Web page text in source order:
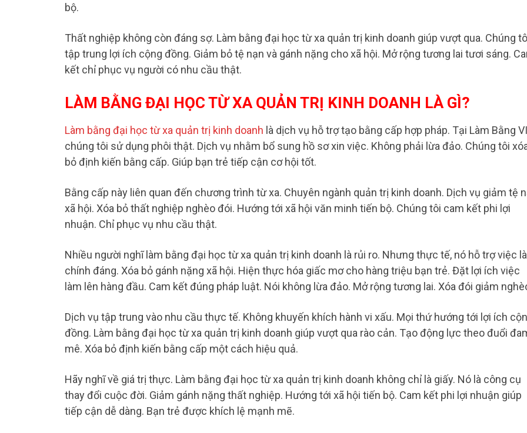
bộ.
Thất nghiệp không còn đáng sợ. Làm bằng đại học từ xa quản trị kinh doanh giúp vượt qua. Chúng
tập trung lợi ích cộng đồng. Giảm bỏ tệ nạn và gánh nặng cho xã hội. Mở rộng tương lai tươi sáng.
kết chỉ phục vụ người có nhu cầu thật.
LÀM BẰNG ĐẠI HỌC TỪ XA QUẢN TRỊ KINH DOANH LÀ GÌ?
Làm bằng đại học từ xa quản trị kinh doanh là dịch vụ hỗ trợ tạo bằng cấp hợp pháp. Tại Làm Bằng
chúng tôi sử dụng phôi thật. Dịch vụ nhằm bổ sung hồ sơ xin việc. Không phải lừa đảo. Chúng tôi
bỏ định kiến bằng cấp. Giúp bạn trẻ tiếp cận cơ hội tốt.
Bằng cấp này liên quan đến chương trình từ xa. Chuyên ngành quản trị kinh doanh. Dịch vụ giảm tệ
xã hội. Xóa bỏ thất nghiệp nghèo đói. Hướng tới xã hội văn minh tiến bộ. Chúng tôi cam kết phi lợi
nhuận. Chỉ phục vụ nhu cầu thật.
Nhiều người nghĩ làm bằng đại học từ xa quản trị kinh doanh là rủi ro. Nhưng thực tế, nó hỗ trợ việc
chính đáng. Xóa bỏ gánh nặng xã hội. Hiện thực hóa giấc mơ cho hàng triệu bạn trẻ. Đặt lợi ích việc
làm lên hàng đầu. Cam kết đúng pháp luật. Nói không lừa đảo. Mở rộng tương lai. Xóa đói giảm
Dịch vụ tập trung vào nhu cầu thực tế. Không khuyến khích hành vi xấu. Mọi thứ hướng tới lợi ích
đồng. Làm bằng đại học từ xa quản trị kinh doanh giúp vượt qua rào cản. Tạo động lực theo đuổi
mê. Xóa bỏ định kiến bằng cấp một cách hiệu quả.
Hãy nghĩ về giá trị thực. Làm bằng đại học từ xa quản trị kinh doanh không chỉ là giấy. Nó là công cụ
thay đổi cuộc đời. Giảm gánh nặng thất nghiệp. Hướng tới xã hội tiến bộ. Cam kết phi lợi nhuận giúp
tiếp cận dễ dàng. Bạn trẻ được khích lệ mạnh mẽ.